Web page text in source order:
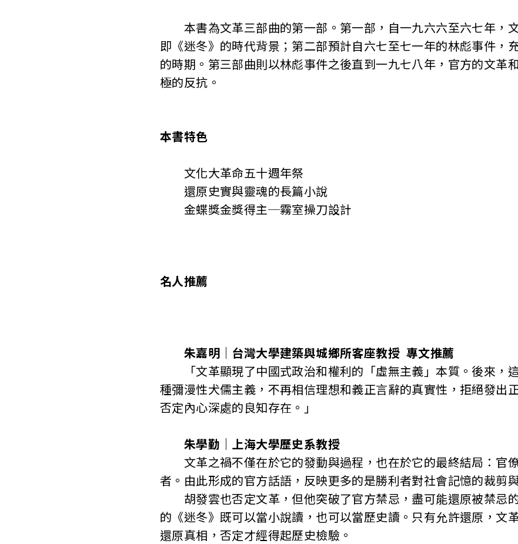
本書為文革三部曲的第一部。第一部，自一九六六至六七年，
即《迷冬》的時代背景；第二部預計自六七至七一年的林彪事件，
的時期。第三部曲則以林彪事件之後直到一九七八年，官方的文革
極的反抗。
本書特色
文化大革命五十週年祭
還原史實與靈魂的長篇小說
金蝶獎金獎得主─霧室操刀設計
名人推薦
朱嘉明｜台灣大學建築與城鄉所客座教授 專文推薦
「文革顯現了中國式政治和權利的「虛無主義」本質。後來，
種彌漫性犬儒主義，不再相信理想和義正言辭的真實性，拒絕發出
否定內心深處的良知存在。」
朱學勤｜上海大學歷史系教授
文革之禍不僅在於它的發動與過程，也在於它的最終結局：官
者。由此形成的官方話語，反映更多的是勝利者對社會記憶的裁剪
胡發雲也否定文革，但他突破了官方禁忌，盡可能還原被禁忌
的《迷冬》既可以當小說讀，也可以當歷史讀。只有允許還原，文
還原真相，否定才經得起歷史檢驗。